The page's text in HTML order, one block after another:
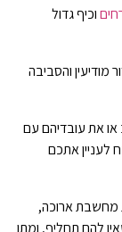
וכיף גדול
מודיעין והסביבה
את עובדיהם עם
לעניין אתכם
מחשבת ארוכה,